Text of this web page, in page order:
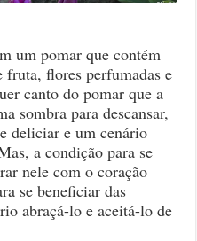
um pomar que contém
fruta, flores perfumadas e
canto do pomar que a
sombra para descansar,
deliciar e um cenário
a condição para se
nele com o coração
se beneficiar das
abraçá-lo e aceitá-lo de